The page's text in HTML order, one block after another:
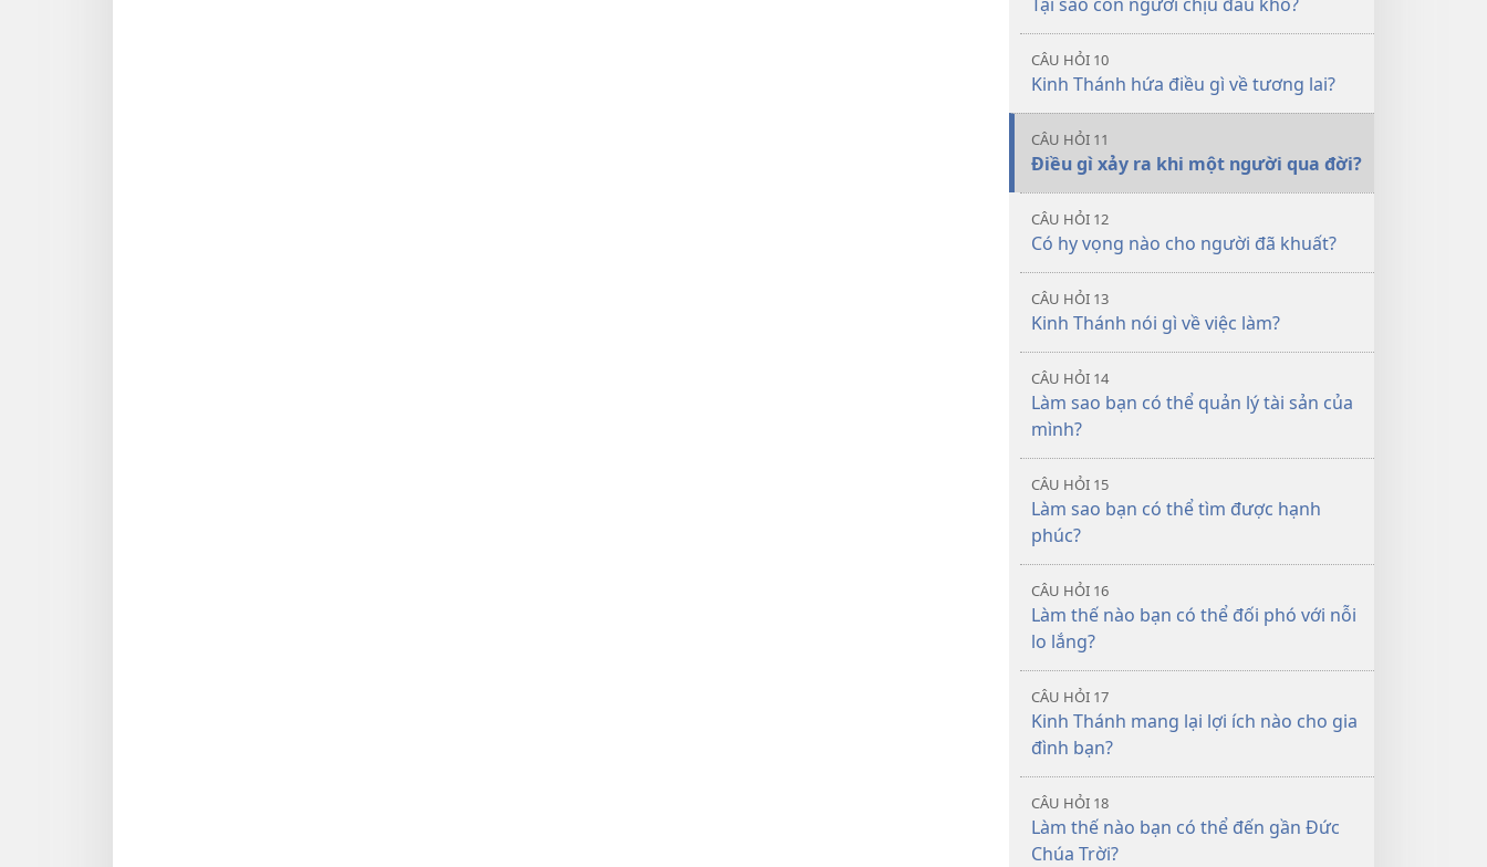
CÂU HỎI 10
Kinh Thánh hứa điều gì về tương lai?
CÂU HỎI 11
Điều gì xảy ra khi một người qua đời?
CÂU HỎI 12
Có hy vọng nào cho người đã khuất?
CÂU HỎI 13
Kinh Thánh nói gì về việc làm?
CÂU HỎI 14
Làm sao bạn có thể quản lý tài sản của
mình?
CÂU HỎI 15
Làm sao bạn có thể tìm được hạnh
phúc?
CÂU HỎI 16
Làm thế nào bạn có thể đối phó với nỗi
lo lắng?
CÂU HỎI 17
Kinh Thánh mang lại lợi ích nào cho gia
đình bạn?
CÂU HỎI 18
Làm thế nào bạn có thể đến gần Đức
Chúa Trời?